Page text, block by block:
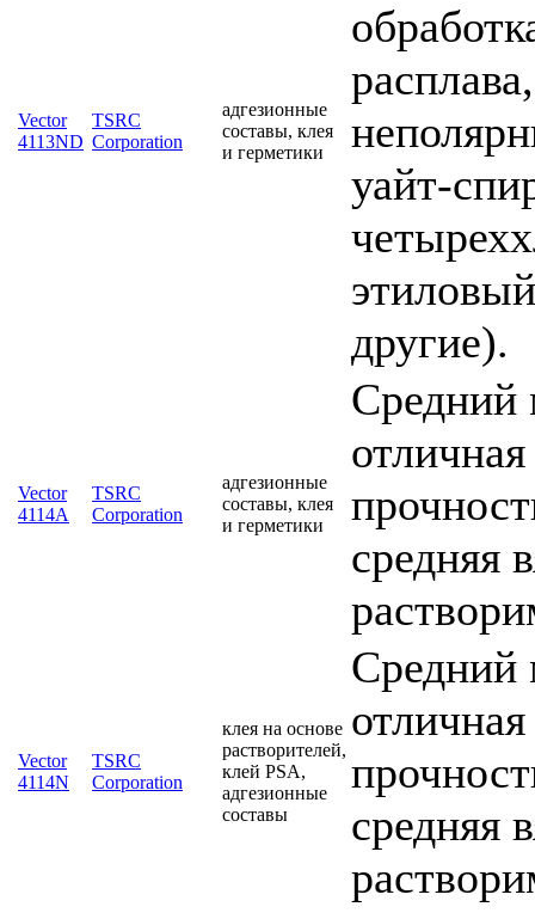
Vector
4113ND
TSRC
Corporation
адгезионные
составы, клея
и герметики
уайт-
другие).
Vector
4114A
TSRC
Corporation
адгезионные
составы, клея
и герметики
Средний
средняя
Vector
4114N
TSRC
Corporation
клея на основе
растворителей,
клей PSA,
адгезионные
составы
Средний
средняя